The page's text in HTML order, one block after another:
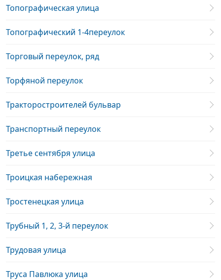
Топографическая улица
Топографический 1-4переулок
Торговый переулок, ряд
Торфяной переулок
Тракторостроителей бульвар
Транспортный переулок
Третье сентября улица
Троицкая набережная
Тростенецкая улица
Трубный 1, 2, 3-й переулок
Трудовая улица
Труса Павлюка улица